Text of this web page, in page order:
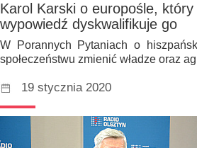
Karol Karski o europośle,
wypowiedź dyskwalifikuje go
W Porannych Pytaniach o
społeczeństwu zmienić władze oraz
19 stycznia 2020